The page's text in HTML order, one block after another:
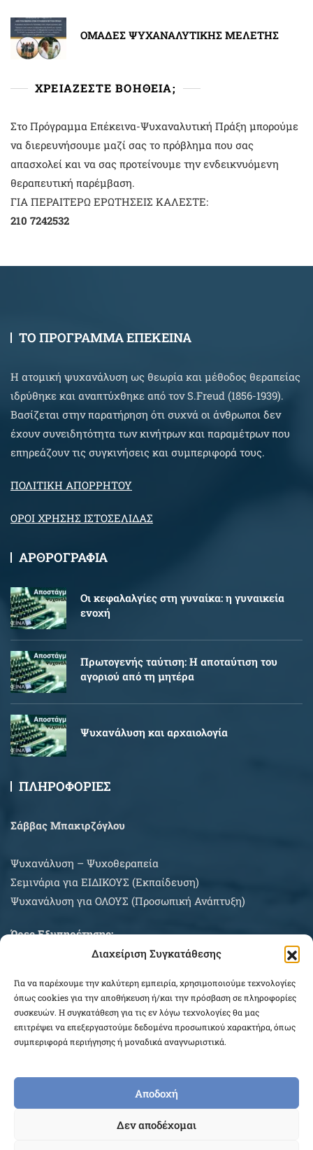
Διαχείριση Συγκατάθεσης
Για να παρέχουμε την καλύτερη εμπειρία, χρησιμοποιούμε τεχνολογίες
όπως cookies για την αποθήκευση ή/και την πρόσβαση σε πληροφορίες
συσκευών. Η συγκατάθεση για τις εν λόγω τεχνολογίες θα μας
επιτρέψει να επεξεργαστούμε δεδομένα προσωπικού χαρακτήρα, όπως
συμπεριφορά περιήγησης ή μοναδικά αναγνωριστικά.
Αποδοχή
Δεν αποδέχομαι
ΟΜΑΔΕΣ ΨΥΧΑΝΑΛΥΤΙΚΗΣ ΜΕΛΕΤΗΣ
ΧΡΕΙΑΖΕΣΤΕ ΒΟΗΘΕΙΑ;
Στο Πρόγραμμα Επέκεινα-Ψυχαναλυτική Πράξη μπορούμε
να διερευνήσουμε μαζί σας το πρόβλημα που σας
απασχολεί και να σας προτείνουμε την ενδεικνυόμενη
θεραπευτική παρέμβαση.
ΓΙΑ ΠΕΡΑΙΤΕΡΩ ΕΡΩΤΗΣΕΙΣ ΚΑΛΕΣΤΕ:
210 7242532
ΤΟ ΠΡΟΓΡΑΜΜΑ ΕΠΕΚΕΙΝΑ
Η ατομική ψυχανάλυση ως θεωρία και μέθοδος θεραπείας
ιδρύθηκε και αναπτύχθηκε από τον S.Freud (1856-1939).
Βασίζεται στην παρατήρηση ότι συχνά οι άνθρωποι δεν
έχουν συνειδητότητα των κινήτρων και παραμέτρων που
επηρεάζουν τις συγκινήσεις και συμπεριφορά τους.
ΠΟΛΙΤΙΚΗ ΑΠΟΡΡΗΤΟΥ
ΟΡΟΙ ΧΡΗΣΗΣ ΙΣΤΟΣΕΛΙΔΑΣ
ΑΡΘΡΟΓΡΑΦΙΑ
Oι κεφαλαλγίες στη γυναίκα: η γυναικεία
ενοχή
Πρωτογενής ταύτιση: Η αποταύτιση του
αγοριού από τη μητέρα
Ψυχανάλυση και αρχαιολογία
ΠΛΗΡΟΦΟΡΙΕΣ
Σάββας Μπακιρζόγλου
Ψυχανάλυση – Ψυχοθεραπεία
Σεμινάρια για EIΔΙΚΟΥΣ (Εκπαίδευση)
Ψυχανάλυση για ΟΛΟΥΣ (Προσωπική Ανάπτυξη)
Ώρες Εξυπηρέτησης:
ΠΛΗΡΟΦΟΡΙΕΣ ΑΓΟΡΩΝ
COPYRIGHT © 2026 EPEKEINA.GR. DESIGNED BY
WEB_FOR_ALL